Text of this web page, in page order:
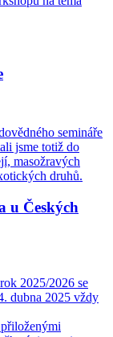
semináře
jsme totiž do
masožravých
druhů.
u Českých
2025/2026 se
dubna 2025 vždy